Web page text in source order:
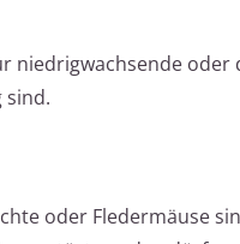
niedrigwachsende oder
sind.
oder Fledermäuse